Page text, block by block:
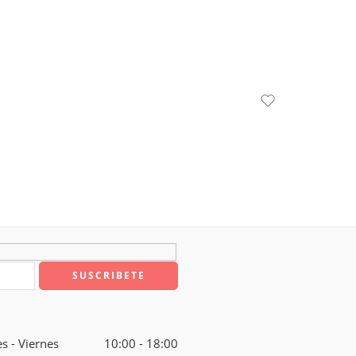
- Viernes 10:00 - 18:00